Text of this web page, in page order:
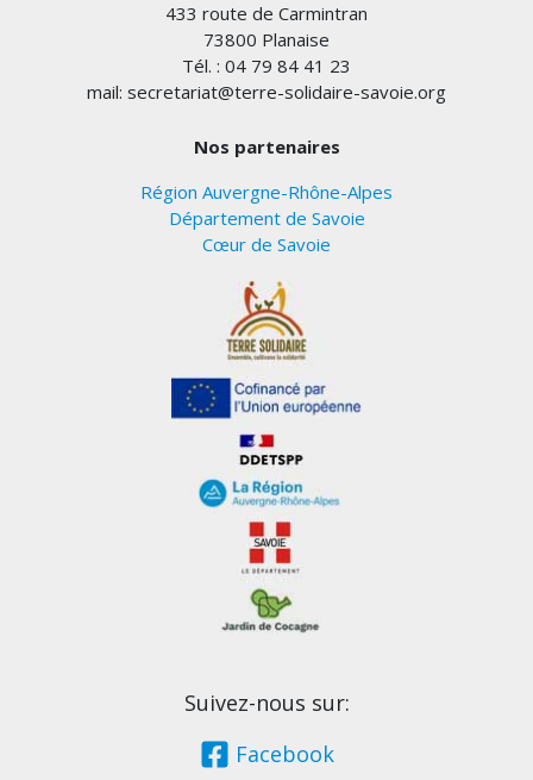
433 route de Carmintran
73800 Planaise
Tél. : 04 79 84 41 23
mail: secretariat@terre-solidaire-savoie.org
Nos partenaires
Région Auvergne-Rhône-Alpes
Département de Savoie
Cœur de Savoie
Suivez-nous sur:
Facebook